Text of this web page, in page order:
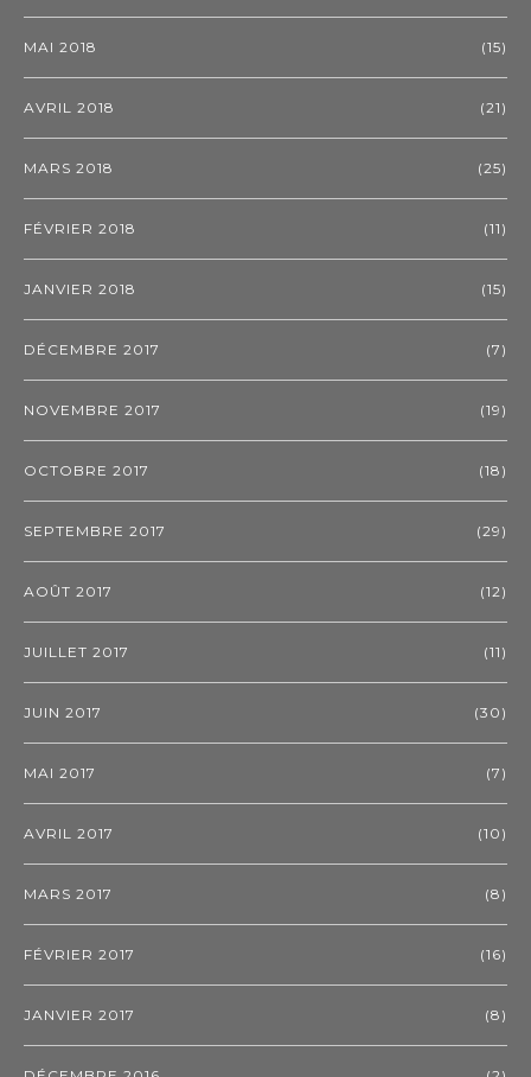
MAI 2018 (15)
AVRIL 2018 (21)
MARS 2018 (25)
FÉVRIER 2018 (11)
JANVIER 2018 (15)
DÉCEMBRE 2017 (7)
NOVEMBRE 2017 (19)
OCTOBRE 2017 (18)
SEPTEMBRE 2017 (29)
AOÛT 2017 (12)
JUILLET 2017 (11)
JUIN 2017 (30)
MAI 2017 (7)
AVRIL 2017 (10)
MARS 2017 (8)
FÉVRIER 2017 (16)
JANVIER 2017 (8)